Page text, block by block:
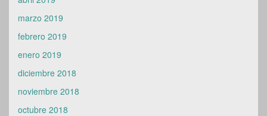
marzo 2019
febrero 2019
enero 2019
diciembre 2018
noviembre 2018
octubre 2018